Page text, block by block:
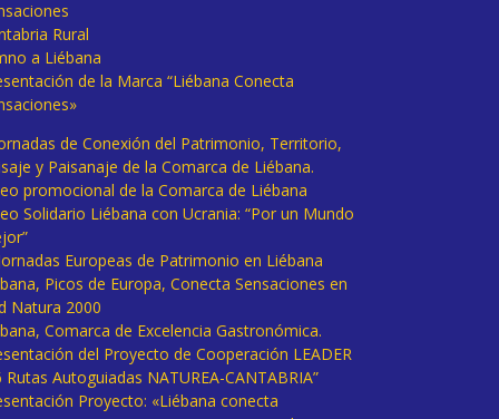
Rural
a Liébana
de la Marca “Liébana Conecta
de Conexión del Patrimonio, Territorio,
y Paisanaje de la Comarca de Liébana.
promocional de la Comarca de Liébana
Solidario Liébana con Ucrania: “Por un Mundo
Europeas de Patrimonio en Liébana
Picos de Europa, Conecta Sensaciones en
Natura 2000
Comarca de Excelencia Gastronómica.
del Proyecto de Cooperación LEADER
Rutas Autoguiadas NATUREA-CANTABRIA”
Proyecto: «Liébana conecta